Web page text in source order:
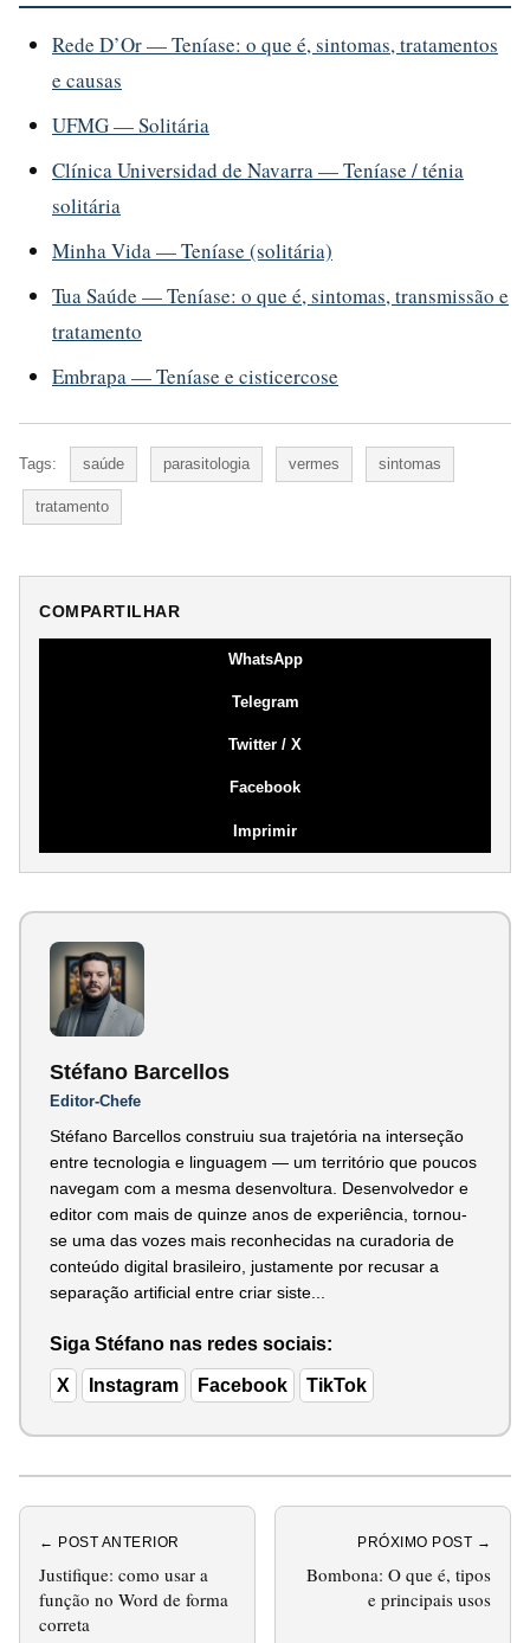
Rede D’Or — Teníase: o que é, sintomas, tratamentos
e causas
UFMG — Solitária
Clínica Universidad de Navarra — Teníase / ténia
solitária
Minha Vida — Teníase (solitária)
Tua Saúde — Teníase: o que é, sintomas, transmissão e
tratamento
Embrapa — Teníase e cisticercose
Tags: saúde parasitologia vermes sintomas
tratamento
COMPARTILHAR
WhatsApp
Telegram
Twitter / X
Facebook
Imprimir
Stéfano Barcellos
Editor-Chefe
Stéfano Barcellos construiu sua trajetória na interseção
entre tecnologia e linguagem — um território que poucos
navegam com a mesma desenvoltura. Desenvolvedor e
editor com mais de quinze anos de experiência, tornou-
se uma das vozes mais reconhecidas na curadoria de
conteúdo digital brasileiro, justamente por recusar a
separação artificial entre criar siste...
Siga Stéfano nas redes sociais:
X Instagram Facebook TikTok
← POST ANTERIOR
Justifique: como usar a
função no Word de forma
correta
PRÓXIMO POST →
Bombona: O que é, tipos
e principais usos